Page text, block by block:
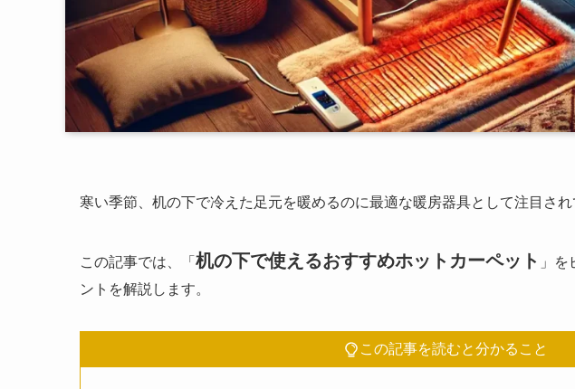
寒い季節、机の下で冷えた足元を暖めるのに最適な暖房器具として注目され
この記事では、「 机の下で使えるおすすめホットカーペット 」
ントを解説します。
この記事を読むと分かること